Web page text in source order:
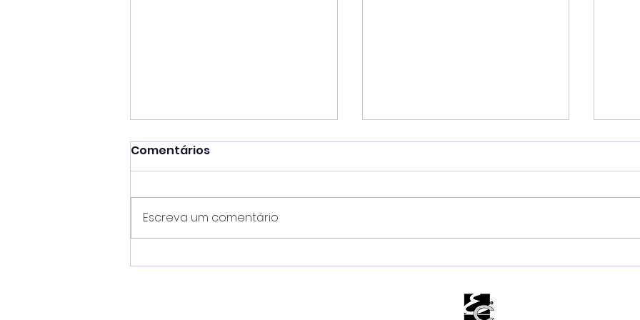
Caraguá Segura impede
Mateus Silva unifica
secretarias e amplia
Comentários
Escreva um comentário